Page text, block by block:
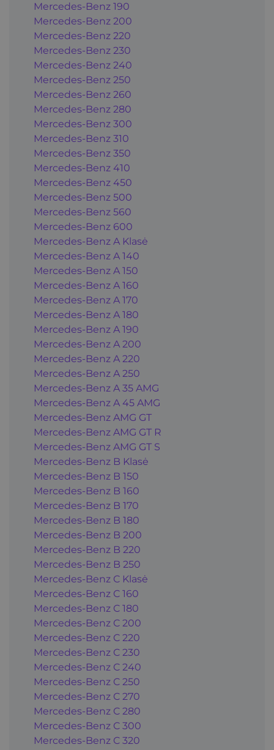
Mercedes-Benz 190
Mercedes-Benz 200
Mercedes-Benz 220
Mercedes-Benz 230
Mercedes-Benz 240
Mercedes-Benz 250
Mercedes-Benz 260
Mercedes-Benz 280
Mercedes-Benz 300
Mercedes-Benz 310
Mercedes-Benz 350
Mercedes-Benz 410
Mercedes-Benz 450
Mercedes-Benz 500
Mercedes-Benz 560
Mercedes-Benz 600
Mercedes-Benz A Klasė
Mercedes-Benz A 140
Mercedes-Benz A 150
Mercedes-Benz A 160
Mercedes-Benz A 170
Mercedes-Benz A 180
Mercedes-Benz A 190
Mercedes-Benz A 200
Mercedes-Benz A 220
Mercedes-Benz A 250
Mercedes-Benz A 35 AMG
Mercedes-Benz A 45 AMG
Mercedes-Benz AMG GT
Mercedes-Benz AMG GT R
Mercedes-Benz AMG GT S
Mercedes-Benz B Klasė
Mercedes-Benz B 150
Mercedes-Benz B 160
Mercedes-Benz B 170
Mercedes-Benz B 180
Mercedes-Benz B 200
Mercedes-Benz B 220
Mercedes-Benz B 250
Mercedes-Benz C Klasė
Mercedes-Benz C 160
Mercedes-Benz C 180
Mercedes-Benz C 200
Mercedes-Benz C 220
Mercedes-Benz C 230
Mercedes-Benz C 240
Mercedes-Benz C 250
Mercedes-Benz C 270
Mercedes-Benz C 280
Mercedes-Benz C 300
Mercedes-Benz C 320